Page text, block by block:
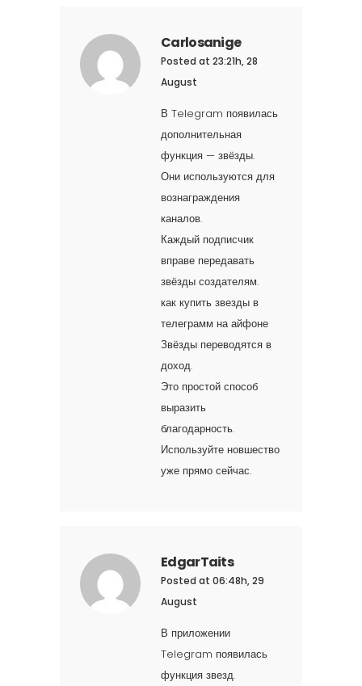
Carlosanige
Posted at 23:21h, 28
August
В Telegram появилась
дополнительная
функция — звёзды.
Они используются для
вознаграждения
каналов.
Каждый подписчик
вправе передавать
звёзды создателям.
как купить звезды в
телеграмм на айфоне
Звёзды переводятся в
доход.
Это простой способ
выразить
благодарность.
Используйте новшество
уже прямо сейчас.
EdgarTaits
Posted at 06:48h, 29
August
В приложении
Telegram появилась
функция звезд.